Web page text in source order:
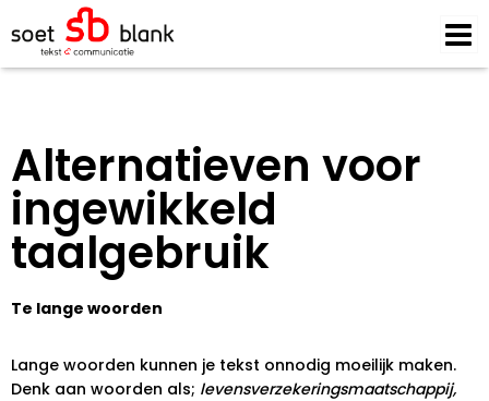
Alternatieven voor
ingewikkeld
taalgebruik
Te lange woorden
Lange woorden kunnen je tekst onnodig moeilijk maken.
Denk aan woorden als; levensverzekeringsmaatschappij,